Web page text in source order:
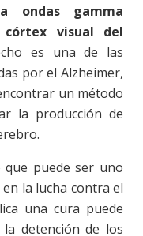
ondas gamma
visual del
es una de las
por el Alzheimer,
un método
la producción de
puede ser uno
la lucha contra el
una cura puede
detención de los